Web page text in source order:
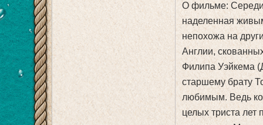
О фильме:
наделенная
непохожа на
Англии,
Филипа Уэйкема
старшему брату
любимым. Ведь
целых триста